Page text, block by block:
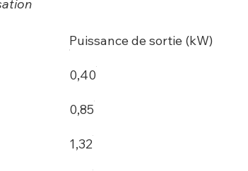
Puissance de sortie (kW)
0,40
0,85
1,32